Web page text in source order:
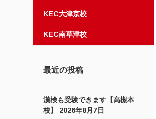
KEC大津京校
KEC南草津校
最近の投稿
漢検も受験できます【高槻本
校】
2026年8月7日